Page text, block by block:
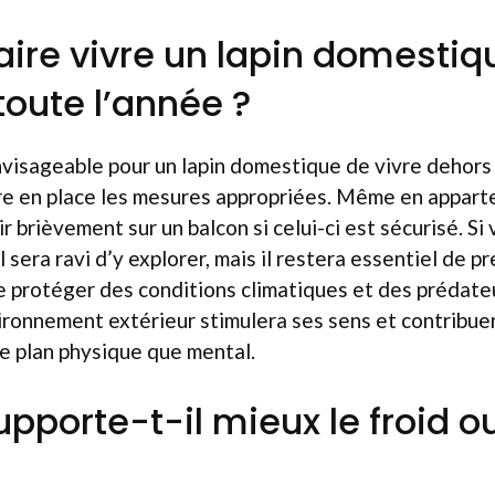
vivre un lapin
l’année ?
pour un lapin domestique de vivre dehors
en place les mesures appropriées. Même en
brièvement sur un balcon si celui-ci est sécurisé. Si
sera ravi d’y explorer, mais il restera essentiel de
protéger des conditions climatiques et des
extérieur stimulera ses sens et
plan physique que mental.
t-il mieux le froid